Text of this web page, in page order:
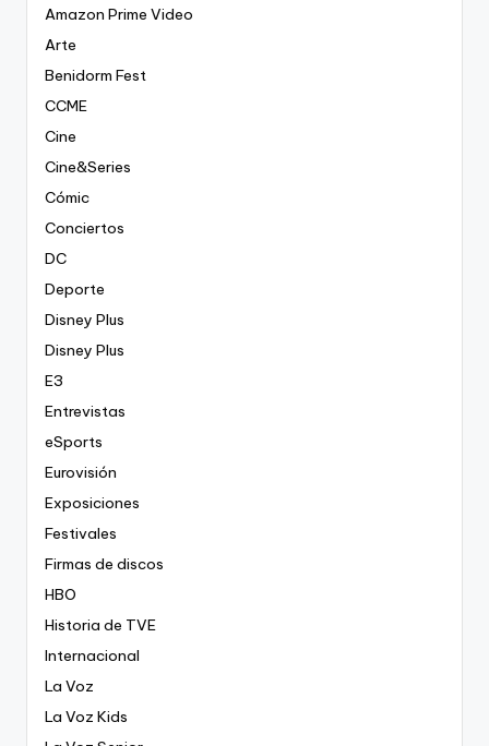
Amazon Prime Video
Arte
Benidorm Fest
CCME
Cine
Cine&Series
Cómic
Conciertos
DC
Deporte
Disney Plus
Disney Plus
E3
Entrevistas
eSports
Eurovisión
Exposiciones
Festivales
Firmas de discos
HBO
Historia de TVE
Internacional
La Voz
La Voz Kids